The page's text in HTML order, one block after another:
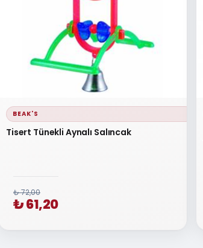
BEAK'S
Tisert Tünekli Aynalı Salıncak
₺ 72,00
₺ 61,20